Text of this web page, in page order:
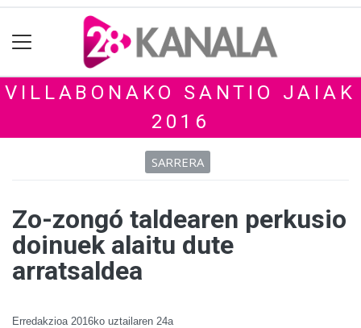
VILLABONAKO SANTIO JAIAK
2016
SARRERA
Zo-zongó taldearen perkusio
doinuek alaitu dute
arratsaldea
Erredakzioa 2016ko uztailaren 24a